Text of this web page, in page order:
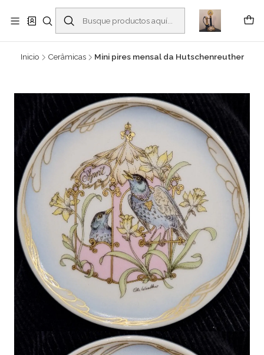
Buscantiguidades - Leilões. Colecionismo e antiguidades em Viana do
Castelo -
Leer más
Inicio Cerâmicas Mini pires mensal da Hutschenreuther